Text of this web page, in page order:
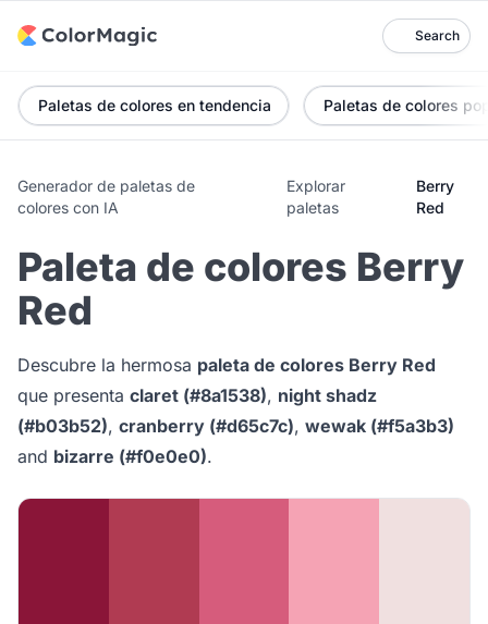
Search
Paletas de colores en tendencia Paletas de colores
Generador de paletas de
colores con IA
Explorar
paletas
Berry
Red
Paleta de colores Berry
Red
Descubre la hermosa paleta de colores Berry Red
que presenta claret (#8a1538), night shadz
(#b03b52), cranberry (#d65c7c), wewak (#f5a3b3)
and bizarre (#f0e0e0).